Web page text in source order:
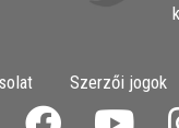
Szerzői jogok